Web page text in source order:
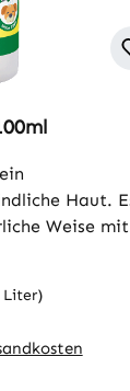
Haut.
Weise mit
ist sehr
Liter)